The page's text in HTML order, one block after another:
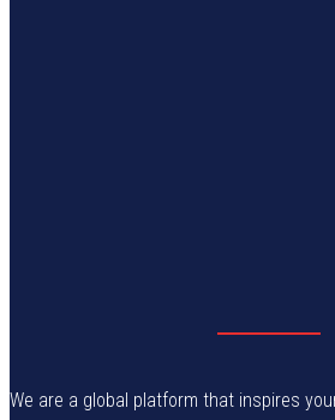
We are a global platform that inspires